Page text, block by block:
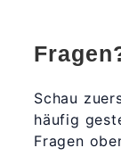
Schau
häufig
Fragen